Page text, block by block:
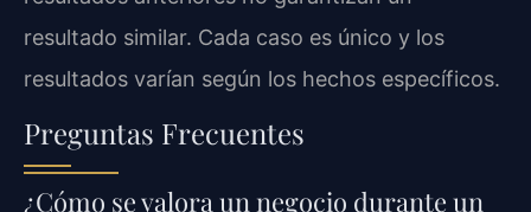
resultado similar. Cada caso es único y los
resultados varían según los hechos específicos.
Preguntas Frecuentes
¿Cómo se valora un negocio durante un